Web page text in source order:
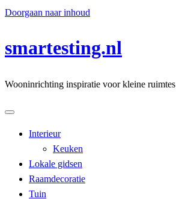
Doorgaan naar inhoud
smartesting.nl
Wooninrichting inspiratie voor kleine ruimtes
Interieur
Keuken
Lokale gidsen
Raamdecoratie
Tuin